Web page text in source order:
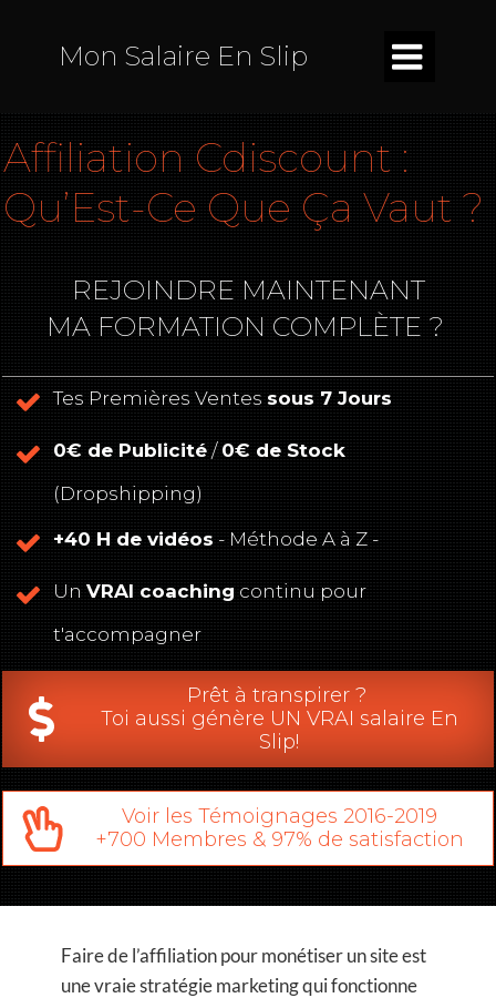
Mon Salaire En Slip 
Affiliation Cdiscount :
Qu’Est-Ce Que Ça Vaut ?
REJOINDRE MAINTENANT
MA FORMATION COMPLÈTE ?
Tes Premières Ventes sous 7 Jours
0€ de Publicité / 0€ de Stock
(Dropshipping)
+40 H de vidéos - Méthode A à Z -
Un VRAI coaching continu pour
t'accompagner
Prêt à transpirer ?
Toi aussi génère UN VRAI salaire En
Slip!
Voir les Témoignages 2016-2019
+700 Membres & 97% de satisfaction
Faire de l’affiliation pour monétiser un site est
une vraie stratégie marketing qui fonctionne